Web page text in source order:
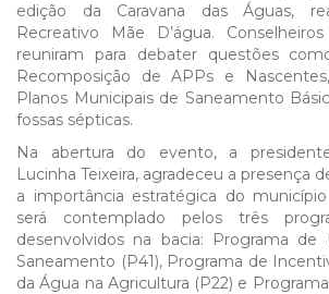
edição da Caravana das Águas,
Recreativo Mãe D’água.
reuniram para debater questões
Recomposição de APPs e
Planos Municipais de Saneamento
fossas sépticas.
Na abertura do evento, a
Lucinha Teixeira, agradeceu a presença
a importância estratégica do
será contemplado pelos três
desenvolvidos na bacia: Programa de
Saneamento (P41), Programa de
da Água na Agricultura (P22) e